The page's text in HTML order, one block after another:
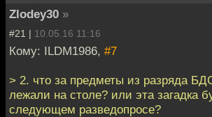
Zlodey30 »
#21 | 10.05.16 11:16
Кому: ILDM1986, #7
> 2. что за предметы из разряда
лежали на столе? или эта загадка
следующем разведопросе?